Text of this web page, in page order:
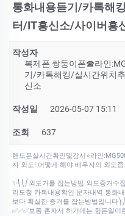
통화내용듣기/카톡해
터/IT흥신소/사이버흥
작성자
복제폰 쌍둥이폰☎라인
기/카톡해킹/실시간위치
신소
작성일 2026-05-07 15:11
조회 637
핸드폰실시간확인및감시⭐라인
자 외도! 어떻게 해야 배우자의 외도
✨⎝⎝⎛외도거를 잡는방법 외도증거수
리도청 카톡내용확인 문자내역 통화
보다 확실한 증거를 잡는방법입니다
✅✅✅보통 혼자서 하기에는 힘든일이